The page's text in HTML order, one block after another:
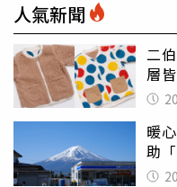
人氣新聞
二
層
暖
助
山